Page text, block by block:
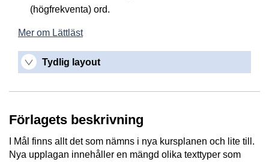
(högfrekventa) ord.
Mer om Lättläst
Tydlig layout
Förlagets beskrivning
I Mål finns allt det som nämns i nya kursplanen och lite till.
Nya upplagan innehåller en mängd olika texttyper som